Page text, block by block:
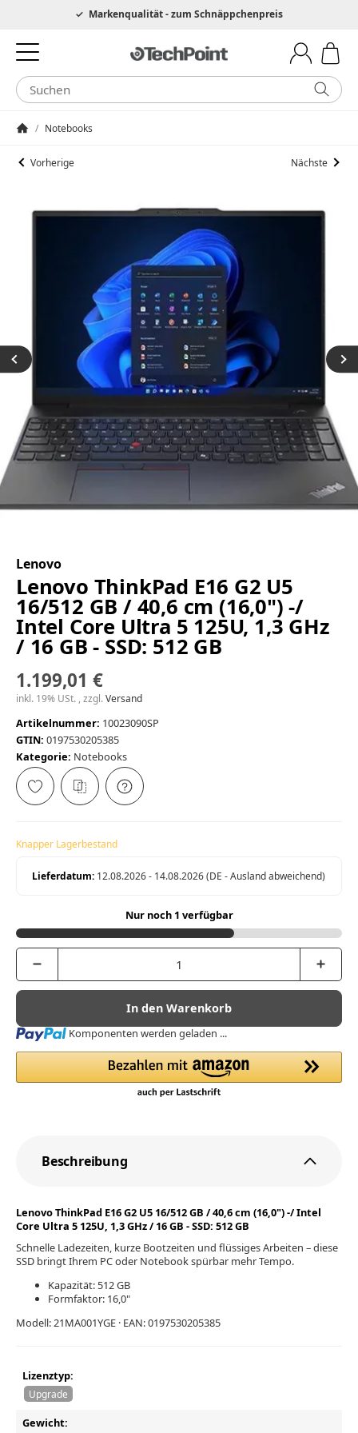
Hotline 0049 6205 3079975Markenqualität - zum Schnäppchenpreis
/ Notebooks
Vorherige Nächste
Lenovo
Lenovo ThinkPad E16 G2 U5
16/512 GB / 40,6 cm (16,0") -/
Intel Core Ultra 5 125U, 1,3 GHz
/ 16 GB - SSD: 512 GB
1.199,01 €
inkl. 19% USt. , zzgl.Versand
Artikelnummer: 10023090SP
GTIN: 0197530205385
Kategorie: Notebooks
Knapper Lagerbestand
Lieferdatum: 12.08.2026 - 14.08.2026(DE - Ausland abweichend)
Nur noch 1 verfügbar
In den Warenkorb
Loading... Komponenten werden geladen ...
Beschreibung
Lenovo ThinkPad E16 G2 U5 16/512 GB / 40,6 cm (16,0") -/ Intel
Core Ultra 5 125U, 1,3 GHz / 16 GB - SSD: 512 GB
Schnelle Ladezeiten, kurze Bootzeiten und flüssiges Arbeiten – diese
SSD bringt Ihrem PC oder Notebook spürbar mehr Tempo.
Kapazität: 512 GB
Formfaktor: 16,0"
Modell: 21MA001YGE · EAN: 0197530205385
Lizenztyp:
Upgrade
Gewicht: